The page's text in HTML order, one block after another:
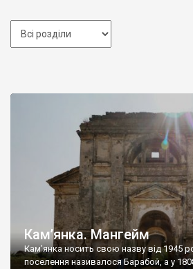
Кам’янка. Мангейм
Кам’янка носить свою назву від 1945
поселення називалося Барабой, а у